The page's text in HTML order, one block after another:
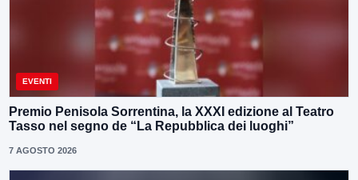
EVENTI
Premio Penisola Sorrentina, la XXXI edizione al Teatro
Tasso nel segno de “La Repubblica dei luoghi”
7 AGOSTO 2026